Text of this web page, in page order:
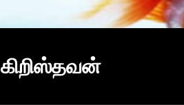
கிறிஸ்தவன்